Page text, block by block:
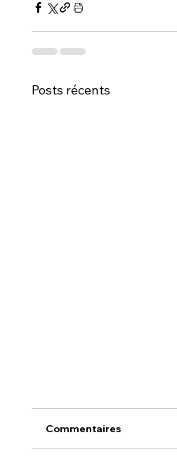
Posts récents
Commentaires